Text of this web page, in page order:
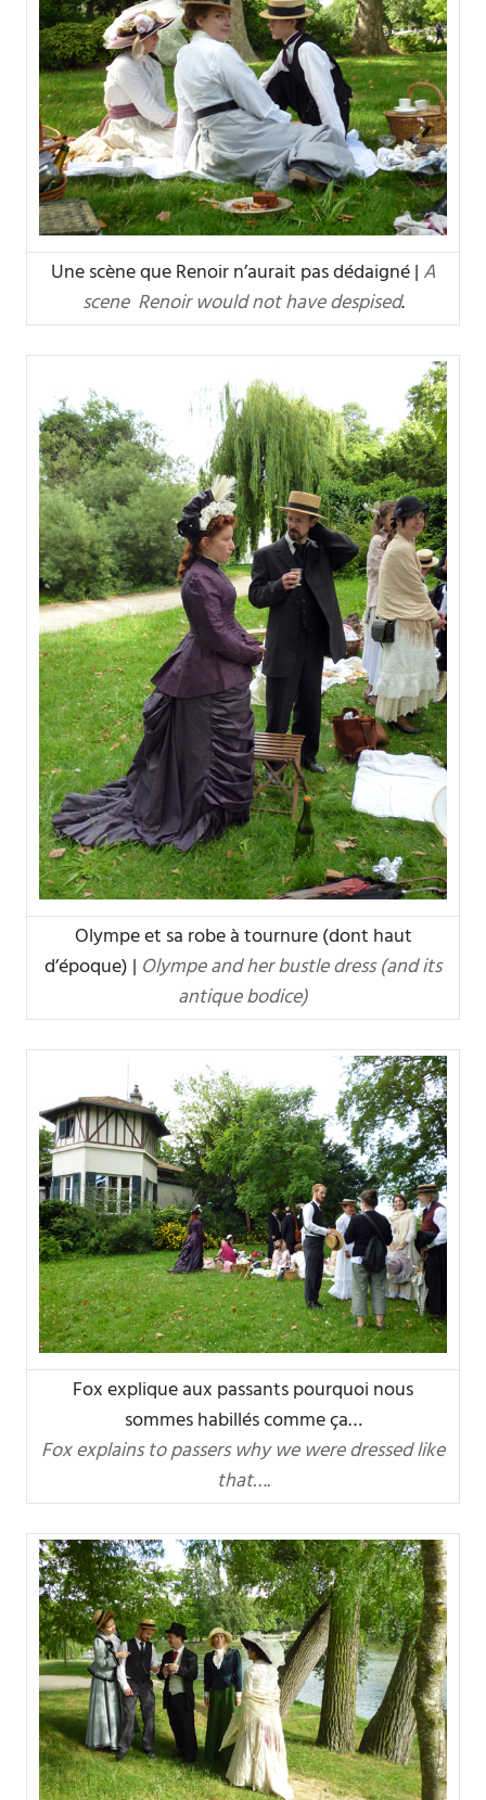
Une scène que Renoir n’aurait pas dédaigné | A
scene Renoir would not have despised.
Olympe et sa robe à tournure (dont haut
d’époque) | Olympe and her bustle dress (and its
antique bodice)
Fox explique aux passants pourquoi nous
sommes habillés comme ça…
Fox explains to passers why we were dressed like
that….